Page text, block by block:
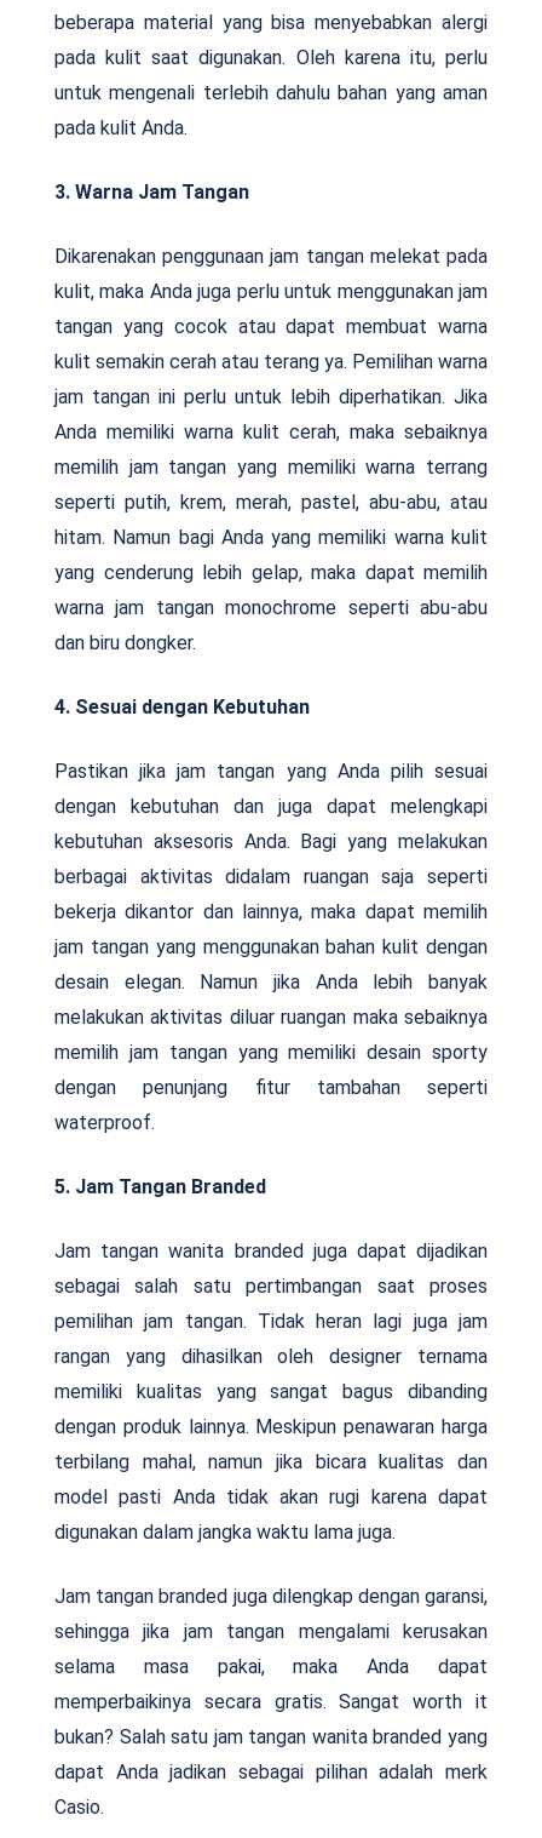
beberapa material yang bisa menyebabkan alergi
pada kulit saat digunakan. Oleh karena itu, perlu
untuk mengenali terlebih dahulu bahan yang aman
pada kulit Anda.
3. Warna Jam Tangan
Dikarenakan penggunaan jam tangan melekat pada
kulit, maka Anda juga perlu untuk menggunakan jam
tangan yang cocok atau dapat membuat warna
kulit semakin cerah atau terang ya. Pemilihan warna
jam tangan ini perlu untuk lebih diperhatikan. Jika
Anda memiliki warna kulit cerah, maka sebaiknya
memilih jam tangan yang memiliki warna terrang
seperti putih, krem, merah, pastel, abu-abu, atau
hitam. Namun bagi Anda yang memiliki warna kulit
yang cenderung lebih gelap, maka dapat memilih
warna jam tangan monochrome seperti abu-abu
dan biru dongker.
4. Sesuai dengan Kebutuhan
Pastikan jika jam tangan yang Anda pilih sesuai
dengan kebutuhan dan juga dapat melengkapi
kebutuhan aksesoris Anda. Bagi yang melakukan
berbagai aktivitas didalam ruangan saja seperti
bekerja dikantor dan lainnya, maka dapat memilih
jam tangan yang menggunakan bahan kulit dengan
desain elegan. Namun jika Anda lebih banyak
melakukan aktivitas diluar ruangan maka sebaiknya
memilih jam tangan yang memiliki desain sporty
dengan penunjang fitur tambahan seperti
waterproof.
5. Jam Tangan Branded
Jam tangan wanita branded juga dapat dijadikan
sebagai salah satu pertimbangan saat proses
pemilihan jam tangan. Tidak heran lagi juga jam
rangan yang dihasilkan oleh designer ternama
memiliki kualitas yang sangat bagus dibanding
dengan produk lainnya. Meskipun penawaran harga
terbilang mahal, namun jika bicara kualitas dan
model pasti Anda tidak akan rugi karena dapat
digunakan dalam jangka waktu lama juga.
Jam tangan branded juga dilengkap dengan garansi,
sehingga jika jam tangan mengalami kerusakan
selama masa pakai, maka Anda dapat
memperbaikinya secara gratis. Sangat worth it
bukan? Salah satu jam tangan wanita branded yang
dapat Anda jadikan sebagai pilihan adalah merk
Casio.